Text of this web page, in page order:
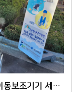
경상북도보조기기센터 6주년 기념 이동보조기기 세척 행사 진행